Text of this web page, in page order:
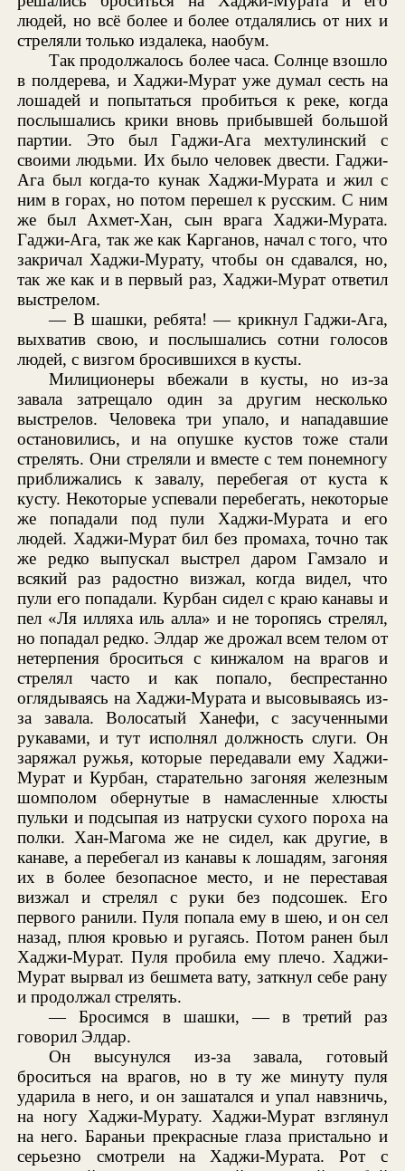
людей, но всё более и более отдалялись от них и
стреляли только издалека, наобум.
Так продолжалось более часа. Солнце взошло
в полдерева, и Хаджи-Мурат уже думал сесть на
лошадей и попытаться пробиться к реке, когда
послышались крики вновь прибывшей большой
партии. Это был Гаджи-Ага мехтулинский с
своими людьми. Их было человек двести. Гаджи-
Ага был когда-то кунак Хаджи-Мурата и жил с
ним в горах, но потом перешел к русским. С ним
же был Ахмет-Хан, сын врага Хаджи-Мурата.
Гаджи-Ага, так же как Карганов, начал с того, что
закричал Хаджи-Мурату, чтобы он сдавался, но,
так же как и в первый раз, Хаджи-Мурат ответил
выстрелом.
— В шашки, ребята! — крикнул Гаджи-Ага,
выхватив свою, и послышались сотни голосов
людей, с визгом бросившихся в кусты.
Милиционеры вбежали в кусты, но из-за
завала затрещало один за другим несколько
выстрелов. Человека три упало, и нападавшие
остановились, и на опушке кустов тоже стали
стрелять. Они стреляли и вместе с тем понемногу
приближались к завалу, перебегая от куста к
кусту. Некоторые успевали перебегать, некоторые
же попадали под пули Хаджи-Мурата и его
людей. Хаджи-Мурат бил без промаха, точно так
же редко выпускал выстрел даром Гамзало и
всякий раз радостно визжал, когда видел, что
пули его попадали. Курбан сидел с краю канавы и
пел «Ля илляха иль алла» и не торопясь стрелял,
но попадал редко. Элдар же дрожал всем телом от
нетерпения броситься с кинжалом на врагов и
стрелял часто и как попало, беспрестанно
оглядываясь на Хаджи-Мурата и высовываясь из-
за завала. Волосатый Ханефи, с засученными
рукавами, и тут исполнял должность слуги. Он
заряжал ружья, которые передавали ему Хаджи-
Мурат и Курбан, старательно загоняя железным
шомполом обернутые в намасленные хлюсты
пульки и подсыпая из натруски сухого пороха на
полки. Хан-Магома же не сидел, как другие, в
канаве, а перебегал из канавы к лошадям, загоняя
их в более безопасное место, и не переставая
визжал и стрелял с руки без подсошек. Его
первого ранили. Пуля попала ему в шею, и он сел
назад, плюя кровью и ругаясь. Потом ранен был
Хаджи-Мурат. Пуля пробила ему плечо. Хаджи-
Мурат вырвал из бешмета вату, заткнул себе рану
и продолжал стрелять.
— Бросимся в шашки, — в третий раз
говорил Элдар.
Он высунулся из-за завала, готовый
броситься на врагов, но в ту же минуту пуля
ударила в него, и он зашатался и упал навзничь,
на ногу Хаджи-Мурату. Хаджи-Мурат взглянул
на него. Бараньи прекрасные глаза пристально и
серьезно смотрели на Хаджи-Мурата. Рот с